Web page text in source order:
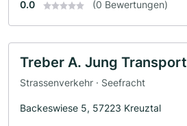
0.0 (0 Bewertungen)
Treber A. Jung
Strassenverkehr · Seefracht
Backeswiese 5, 57223 Kreuztal